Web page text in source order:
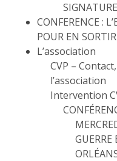
CONFERENCE :
POUR EN SORTIR
L’association
CVP –
l’association
Intervention
GUERRE